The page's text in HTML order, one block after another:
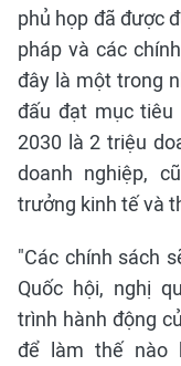
phủ họp đã được
pháp và các
đây là một trong
đấu đạt mục tiêu
2030 là 2 triệu
doanh nghiệp,
trưởng kinh tế và
"Các chính sách
Quốc hội, nghị
trình hành động
để làm thế nào